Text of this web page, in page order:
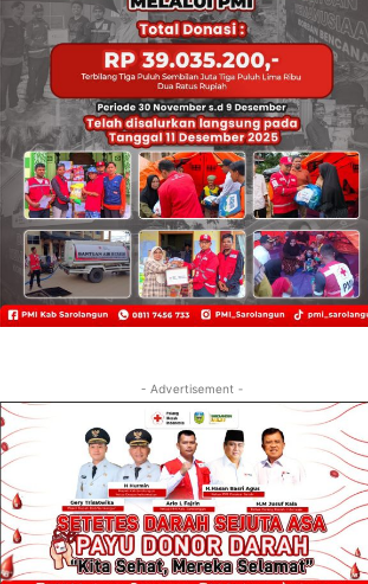
- Advertisement -